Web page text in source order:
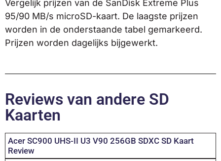
Vergelijk prijzen van de SanDisk Extreme Plus
95/90 MB/s microSD-kaart. De laagste prijzen
worden in de onderstaande tabel gemarkeerd.
Prijzen worden dagelijks bijgewerkt.
Reviews van andere SD
Kaarten
Acer SC900 UHS-II U3 V90 256GB SDXC SD Kaart
Review